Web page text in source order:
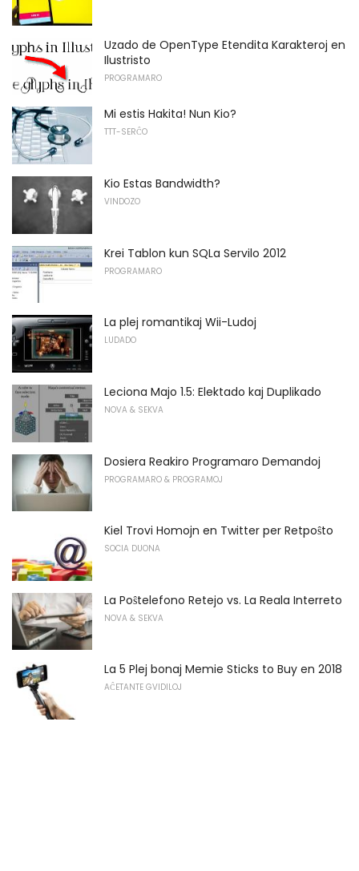
Uzado de OpenType Etendita Karakteroj en
Ilustristo
PROGRAMARO
Mi estis Hakita! Nun Kio?
TTT-SERĈO
Kio Estas Bandwidth?
VINDOZO
Krei Tablon kun SQLa Servilo 2012
PROGRAMARO
La plej romantikaj Wii-Ludoj
LUDADO
Leciona Majo 1.5: Elektado kaj Duplikado
NOVA & SEKVA
Dosiera Reakiro Programaro Demandoj
PROGRAMARO & PROGRAMOJ
Kiel Trovi Homojn en Twitter per Retpoŝto
SOCIA DUONA
La Poŝtelefono Retejo vs. La Reala Interreto
NOVA & SEKVA
La 5 Plej bonaj Memie Sticks to Buy en 2018
AĈETANTE GVIDILOJ